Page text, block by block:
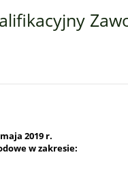
2019 r.
w zakresie: